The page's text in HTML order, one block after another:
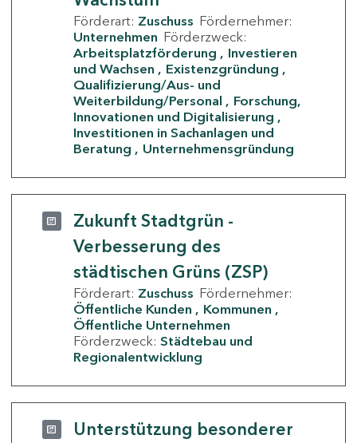
Förderart: Zuschuss Fördernehmer:
Unternehmen Förderzweck:
Arbeitsplatzförderung
Investieren
und Wachsen
Existenzgründung
Qualifizierung/Aus- und
Weiterbildung/Personal
Forschung,
Innovationen und Digitalisierung
Investitionen in Sachanlagen und
Beratung
Unternehmensgründung
Zukunft Stadtgrün -
Verbesserung des
städtischen Grüns (ZSP)
Förderart: Zuschuss Fördernehmer:
Öffentliche Kunden
Kommunen
Öffentliche Unternehmen
Förderzweck: Städtebau und
Regionalentwicklung
Unterstützung besonderer